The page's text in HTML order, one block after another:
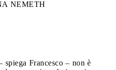
spiega Francesco – non è